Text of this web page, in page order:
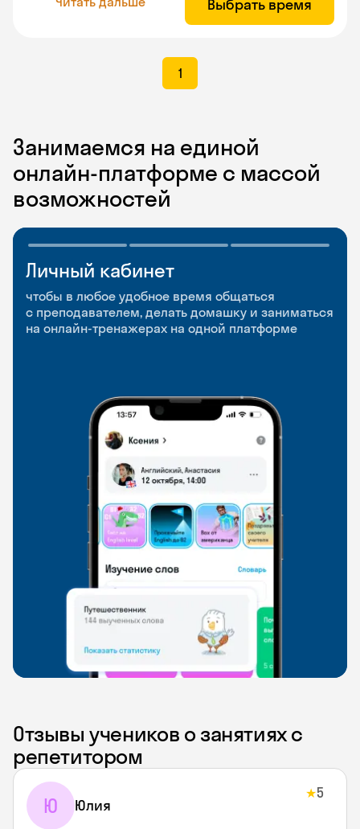
Выбрать время
1
Занимаемся на единой
онлайн-платформе с массой
возможностей
Личный кабинет
чтобы в любое удобное время общаться
с преподавателем, делать домашку и заниматься
на онлайн-тренажерах на одной платформе
Мобильное
приложение
чтобы заниматься и изучать новые слова где
и когда удобно
Разговорные клубы
и Talks
Групповые занятия для разговорной практики
и индивидуальные встречи с преподавателями
Отзывы учеников о занятиях с
репетитором
Ю Юлия
★5